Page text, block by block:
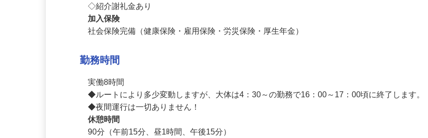
受動喫煙対策：敷地内禁煙（喫煙場所あり）
◇紹介謝礼金あり
社会保険完備（健康保険・雇用保険・労災保険・厚生年金）
勤務時間
実働8時間
◆ルートにより多少変動しますが、大体は4：30～の勤務で16：00～17：00頃に終了します。
◆夜間運行は一切ありません！